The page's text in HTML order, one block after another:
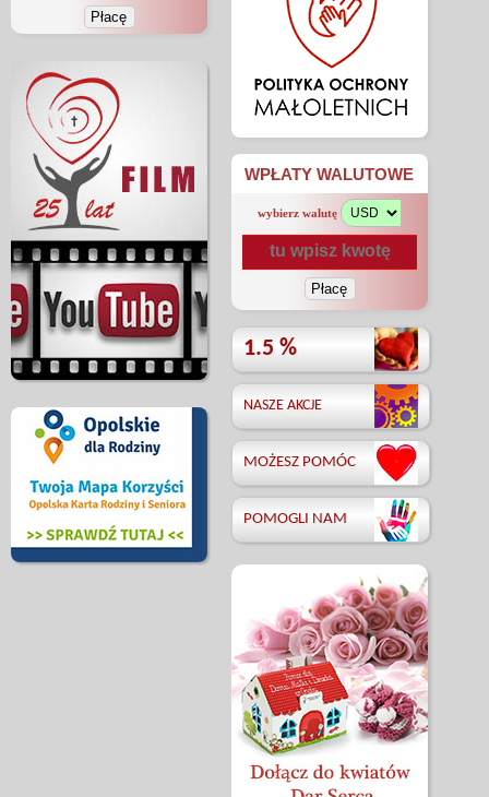
WPŁATY WALUTOWE
wybierz walutę
1.5 %
NASZE AKCJE
MOŻESZ POMÓC
POMOGLI NAM